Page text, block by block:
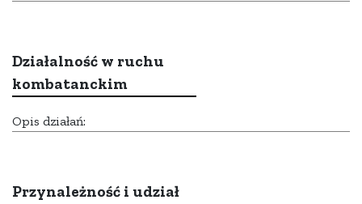
Działalność w ruchu
kombatanckim
Opis działań:
Przynależność i udział